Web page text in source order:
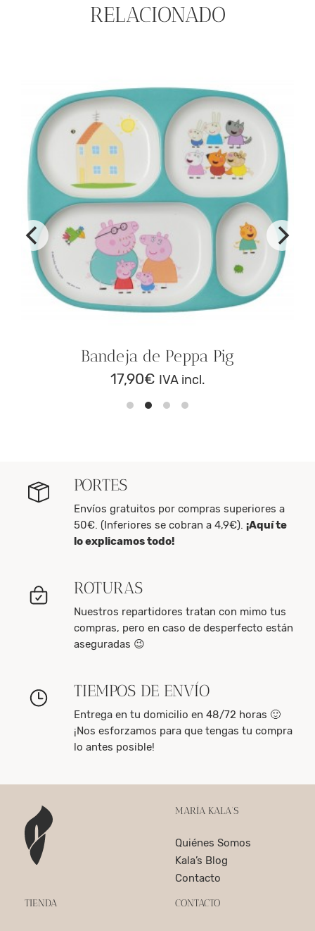
RELACIONADO
Bandeja de Peppa Pig
17,90€ IVA incl.
PORTES
Envíos gratuitos por compras superiores a
50€. (Inferiores se cobran a 4,9€). ¡Aquí te
lo explicamos todo!
ROTURAS
Nuestros repartidores tratan con mimo tus
compras, pero en caso de desperfecto están
aseguradas 😉
TIEMPOS DE ENVÍO
Entrega en tu domicilio en 48/72 horas 🙂
¡Nos esforzamos para que tengas tu compra
lo antes posible!
MARÍA KALA’S
Quiénes Somos
Kala’s Blog
Contacto
TIENDA CONTACTO